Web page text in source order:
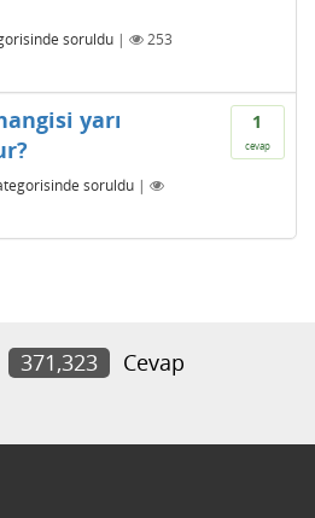
soruldu |
253
1
cevap
yarı
soruldu |
371,323
Cevap